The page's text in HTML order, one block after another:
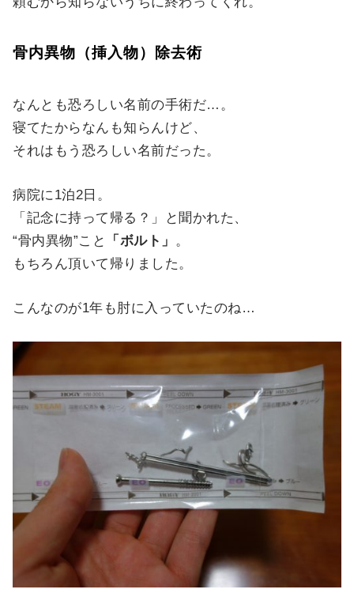
骨内異物（挿入物）除去術
なんとも恐ろしい名前の手術だ…。
寝てたからなんも知らんけど、
それはもう恐ろしい名前だった。
病院に1泊2日。
「記念に持って帰る？」と聞かれた、
“骨内異物”こと
「ボルト」 。
もちろん頂いて帰りました。
こんなのが1年も肘に入っていたのね…